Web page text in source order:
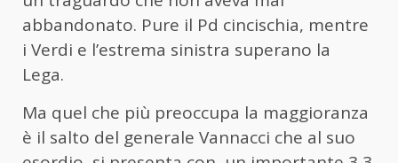
abbandonato. Pure il Pd cincischia, mentre
i Verdi e l’estrema sinistra superano la
Lega.
Ma quel che più preoccupa la maggioranza
è il salto del generale Vannacci che al suo